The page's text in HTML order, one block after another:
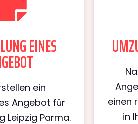
EINES
ein
Angebot für
Leipzig Parma.
einen
in